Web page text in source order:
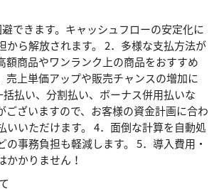
できます。キャッシュフローの安定化に
から解放されます。 2．多様な支払方法が
額商品やワンランク上の商品をおすすめ
売上単価アップや販売チャンスの増加に
払い、分割払い、ボーナス併用払いな
ございますので、お客様の資金計画に合わ
いいただけます。 4．面倒な計算を自動処
の事務負担も軽減します。 5．導入費用・
かかりません！